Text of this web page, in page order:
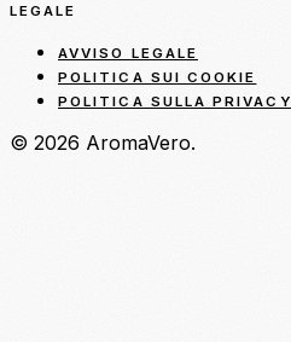
LEGALE
AVVISO LEGALE
POLITICA SUI COOKIE
POLITICA SULLA PRIVACY
© 2026 AromaVero.